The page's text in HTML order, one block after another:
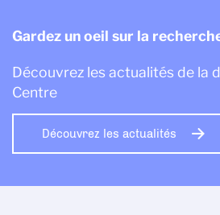
Gardez un oeil sur la
Découvrez les actualités de la
Centre
Découvrez les actualités